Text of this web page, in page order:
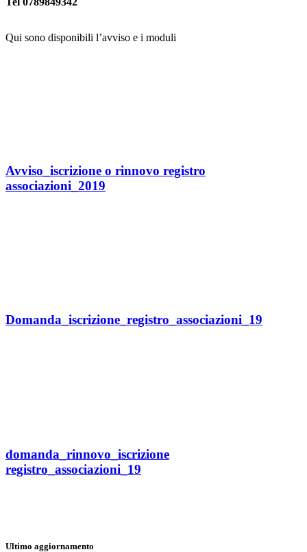
Qui sono disponibili l’avviso e i moduli
Avviso_iscrizione o rinnovo registro
associazioni_2019
Domanda_iscrizione_registro_associazioni_19
domanda_rinnovo_iscrizione
registro_associazioni_19
Ultimo aggiornamento